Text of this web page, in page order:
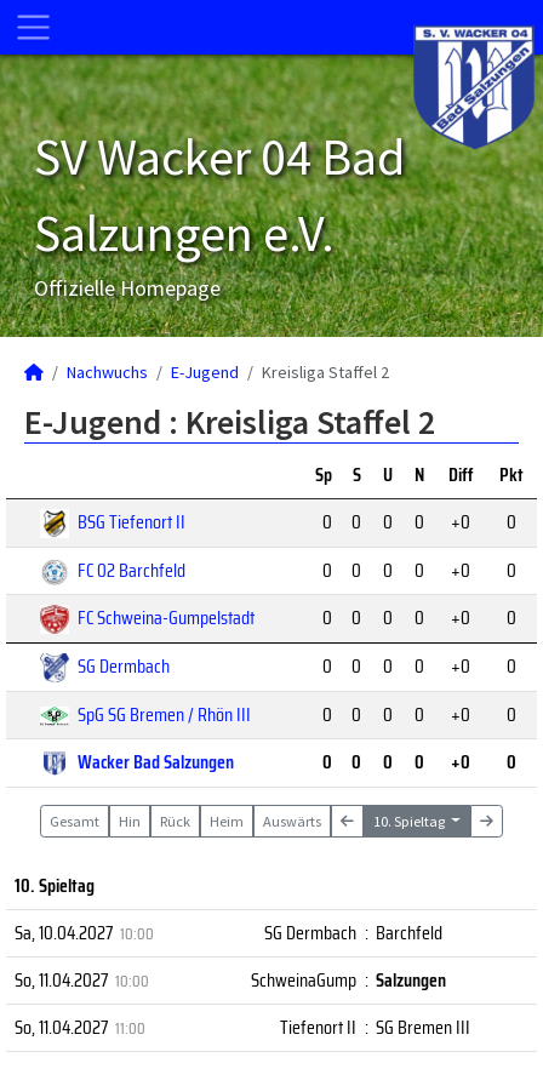
SV Wacker 04 Bad
Salzungen e.V.
Offizielle Homepage
Nachwuchs E-Jugend Kreisliga Staffel 2
E-Jugend : Kreisliga Staffel 2
Sp S U N Diff
Pkt
BSG Tiefenort II
0 0 0 0 +0
0
FC 02 Barchfeld
0 0 0 0 +0
0
FC Schweina-Gumpelstadt
0 0 0 0 +0
0
SG Dermbach
0 0 0 0 +0
0
SpG SG Bremen / Rhön III
0 0 0 0 +0
0
Wacker Bad Salzungen
0 0 0 0 +0 0
Gesamt Hin Rück Heim Auswärts 10. Spieltag
10. Spieltag
Sa, 10.04.2027 10:00 SG Dermbach : Barchfeld
So, 11.04.2027 10:00 SchweinaGump : Salzungen
So, 11.04.2027 11:00 Tiefenort II : SG Bremen III